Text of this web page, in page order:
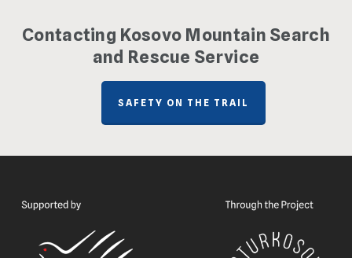
Contacting Kosovo Mountain Search
and Rescue Service
SAFETY ON THE TRAIL